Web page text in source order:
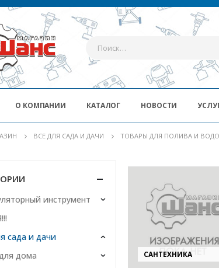
О КОМПАНИИ КАТАЛОГ НОВОСТИ
ВСЕ ДЛЯ САДА И ДАЧИ ТОВАРЫ ДЛЯ ПОЛИВА И
САНТЕХНИКА
инструмент
сада и дачи
дома